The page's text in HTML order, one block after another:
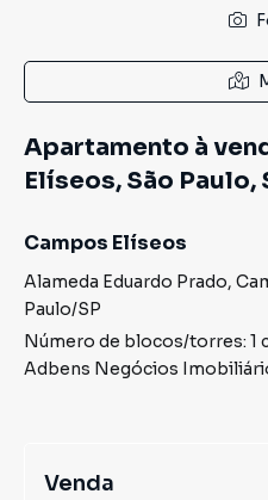
Apartamento à
Elíseos, São Paulo,
Campos Elíseos
Alameda Eduardo Prado,
Paulo/SP
Número de blocos/torres: 1
Adbens Negócios
Venda